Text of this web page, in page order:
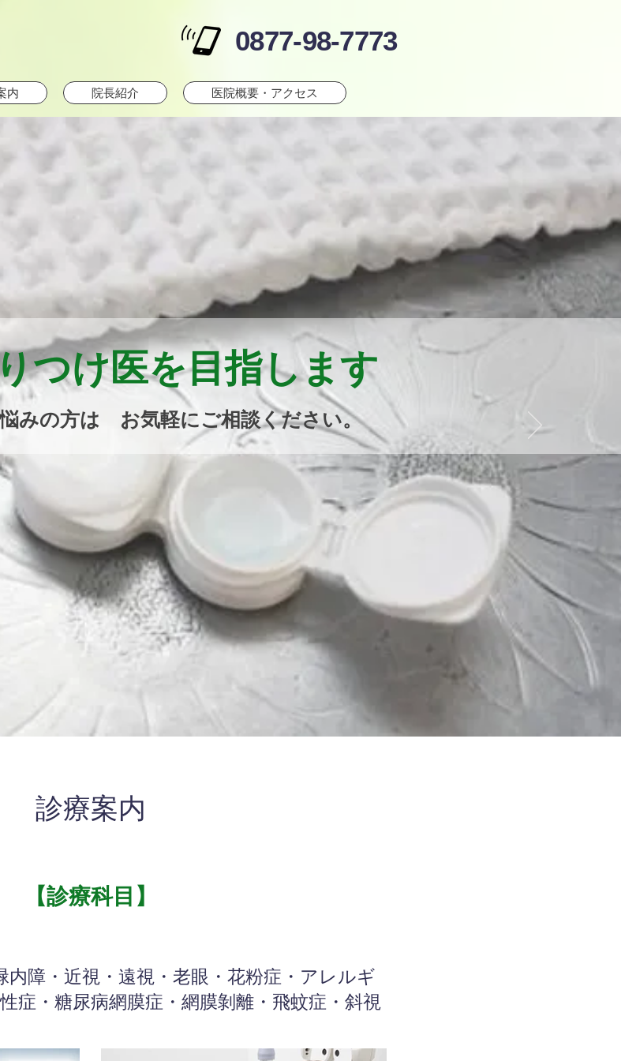
0877-98-7773
内 院長紹介 医院概要・アクセス
つけ医を目指します
みの方は お気軽にご相談ください。
​診療案内
【診療科目】
内障・近視・遠視・老眼・​花粉症・アレルギ
症・​糖尿病網膜症・網膜剝離・飛蚊症・斜視